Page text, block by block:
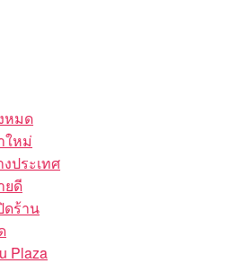
หมด
ใหม่
ประเทศ
ยดี
ดร้าน
Plaza